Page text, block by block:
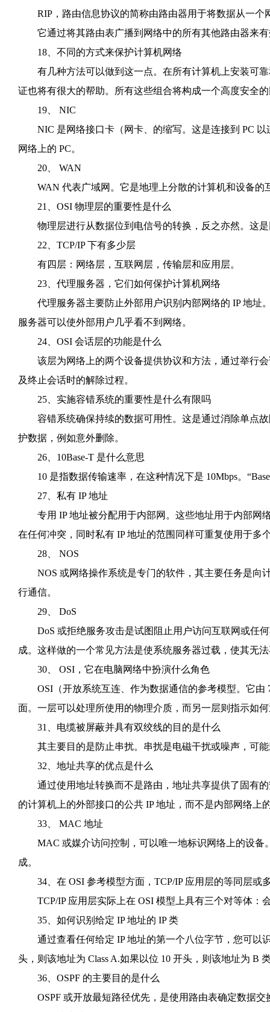
RIP，路由信息协议的简称由路由器用于将数据从一个
它通过将其路由表广播到网络中的所有其他路由器来有
18、不同的方式来保护计算机网络
有几种方法可以做到这一点。在所有计算机上安装可靠
证也将有很大的帮助。所有这些组合将构成一个高度安全
19、 NIC
NIC 是网络接口卡（网卡、的缩写。这是连接到 PC 以
网络上的 PC。
20、 WAN
WAN 代表广域网。它是地理上分散的计算机和设备的
21、OSI 物理层的重要性是什么
物理层进行从数据位到电信号的转换，反之亦然。这是
22、TCP/IP 下有多少层
有四层：网络层，互联网层，传输层和应用层。
23、代理服务器，它们如何保护计算机网络
代理服务器主要防止外部用户识别内部网络的 IP 地址
服务器可以使外部用户几乎看不到网络。
24、OSI 会话层的功能是什么
该层为网络上的两个设备提供协议和方法，通过举行会
及终止会话时的解除过程。
25、实施容错系统的重要性是什么有限吗
容错系统确保持续的数据可用性。这是通过消除单点故
护数据，例如意外删除。
26、10Base-T 是什么意思
10 是指数据传输速率，在这种情况下是 10Mbps。
27、私有 IP 地址
专用 IP 地址被分配用于内部网。这些地址用于内部网
在任何冲突，同时私有 IP 地址的范围同样可重复使用于多
28、 NOS
NOS 或网络操作系统是专门的软件，其主要任务是向
行通信。
29、 DoS
DoS 或拒绝服务攻击是试图阻止用户访问互联网或任
成。这样做的一个常见方法是使系统服务器过载，使其无
30、 OSI，它在电脑网络中扮演什么角色
OSI（开放系统互连、作为数据通信的参考模型。它由
面。一层可以处理所使用的物理介质，而另一层则指示如
31、电缆被屏蔽并具有双绞线的目的是什么
其主要目的是防止串扰。串扰是电磁干扰或噪声，可能
32、地址共享的优点是什么
通过使用地址转换而不是路由，地址共享提供了固有的
的计算机上的外部接口的公共 IP 地址，而不是内部网络上
33、 MAC 地址
MAC 或媒介访问控制，可以唯一地标识网络上的设备
成。
34、在 OSI 参考模型方面，TCP/IP 应用层的等同层或
TCP/IP 应用层实际上在 OSI 模型上具有三个对等体：
35、如何识别给定 IP 地址的 IP 类
通过查看任何给定 IP 地址的第一个八位字节，您可以
头，则该地址为 Class A.如果以位 10 开头，则该地址为 B
36、OSPF 的主要目的是什么
OSPF 或开放最短路径优先，是使用路由表确定数据交